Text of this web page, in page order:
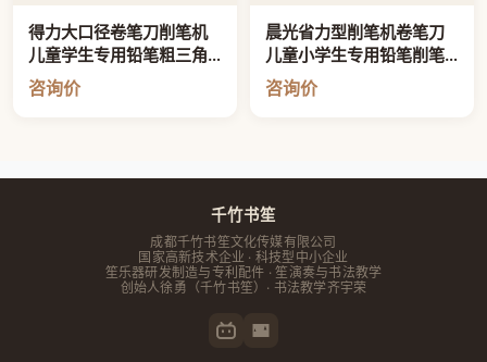
得力大口径卷笔刀削笔机
儿童学生专用铅笔粗三角
铅笔削笔刀高颜值
咨询价
晨光省力型削笔机卷笔刀
儿童小学生专用铅笔削笔
器转笔刀手摇
咨询价
千竹书笙
成都千竹书笙文化传媒有限公司
国家高新技术企业 · 科技型中小企业
笙乐器研发制造与专利配件 · 笙演奏与书法教学
创始人徐勇 （千竹书笙）· 书法教学齐宇荣